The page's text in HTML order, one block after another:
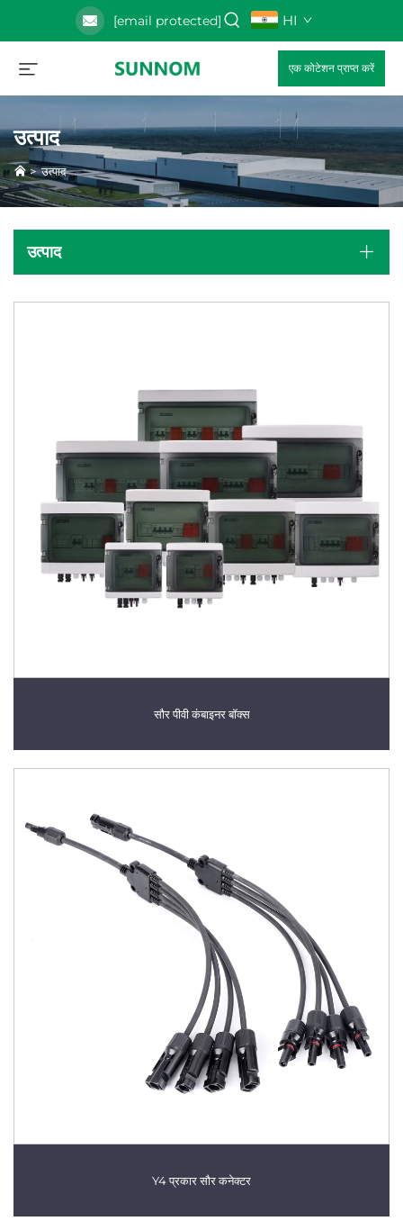
[email protected] HI
एक कोटेशन प्राप्त करें
उत्पाद
>उत्पाद
उत्पाद
सौर पीवी कंबाइनर बॉक्स
Y4 प्रकार सौर कनेक्टर